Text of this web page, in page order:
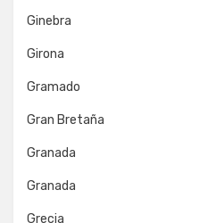
Ginebra
Girona
Gramado
Gran Bretaña
Granada
Granada
Grecia